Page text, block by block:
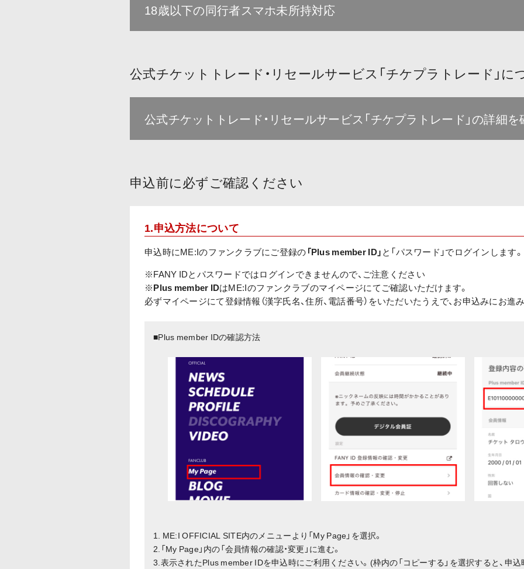
18歳以下の同行者スマホ未所持対応
公式チケットトレード・リセールサービス「チケプラトレード」に
公式チケットトレード・リセールサービス「チケプラトレード」の詳細を
申込前に必ずご確認ください
1.申込方法について
申込時にME:Iのファンクラブにご登録の「Plus member ID」と「パスワード」でログインします。
※FANY IDとパスワードではログインできませんので、ご注意ください
※Plus member IDはME:Iのファンクラブのマイページにてご確認いただけます。
必ずマイページにて登録情報（漢字氏名、住所、電話番号）をいただいたうえで、お申込みにお進
■Plus member IDの確認方法
1. ME:I OFFICIAL SITE内のメニューより「My Page」を選択。
2.「My Page」内の「会員情報の確認・変更」に進む。
3.表示されたPlus member IDを申込時にご利用ください。(枠内の「コピーする」を選択すると、申